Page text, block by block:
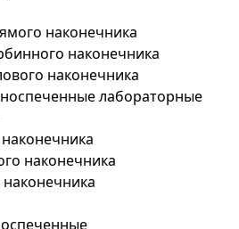
наконечника
наконечника
наконечника
лабораторные
наконечника